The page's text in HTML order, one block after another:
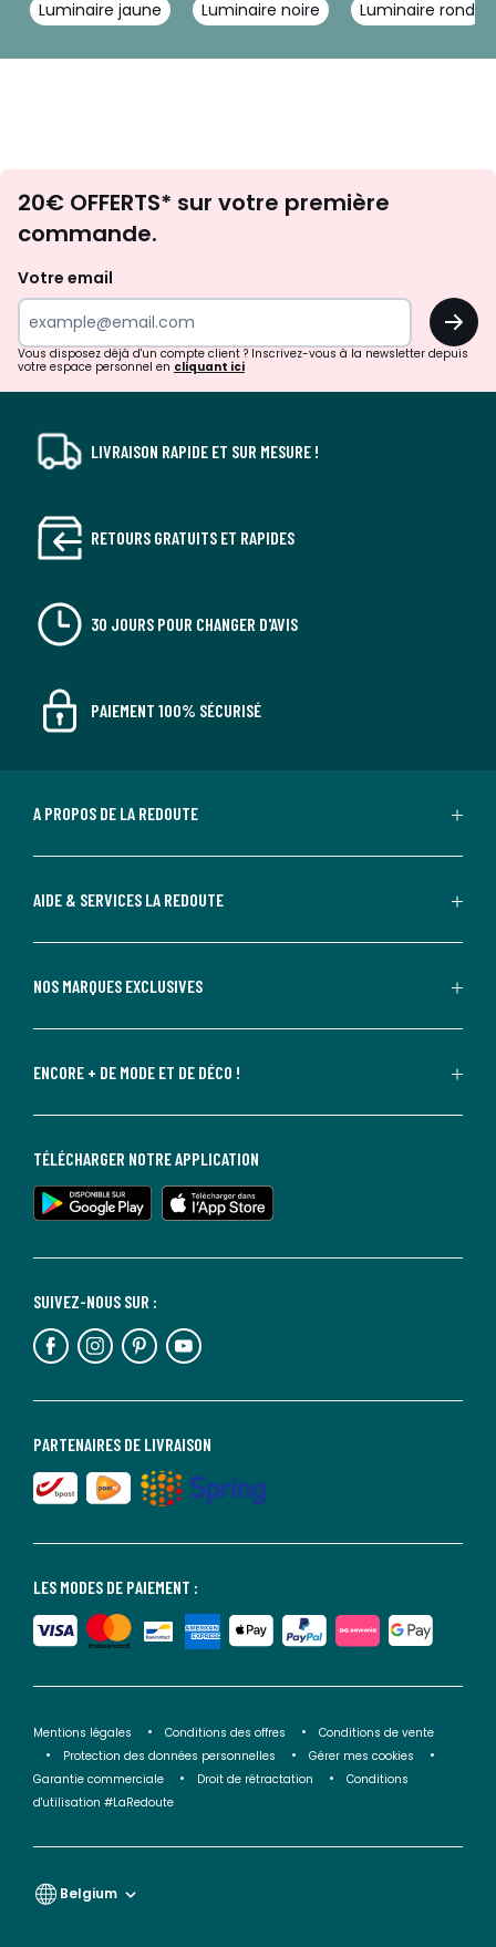
Luminaire jaune Luminaire noire Luminaire rond
d'inspirations
surprises?
20€ OFFERTS* sur votre première
commande.
Votre email
OK
Vous disposez déjà d'un compte client ? Inscrivez-vous à la newsletter depuis
votre espace personnel en cliquant ici
LIVRAISON RAPIDE ET SUR MESURE !
RETOURS GRATUITS ET RAPIDES
30 JOURS POUR CHANGER D'AVIS
PAIEMENT 100% SÉCURISÉ
A PROPOS DE LA REDOUTE
AIDE & SERVICES LA REDOUTE
NOS MARQUES EXCLUSIVES
ENCORE + DE MODE ET DE DÉCO !
LES MODES DE PAIEMENT :
PARTENAIRES DE LIVRAISON
SUIVEZ-NOUS SUR :
TÉLÉCHARGER NOTRE APPLICATION
Mentions légales Conditions des offres
Conditions de vente
Protection des données personnelles
Gérer mes cookies
Garantie commerciale
Droit de rétractation
Conditions
d'utilisation #LaRedoute
Belgium